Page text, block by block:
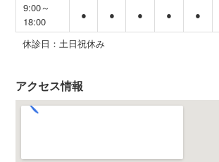
9:00～
18:00
● ● ● ● ●
休診日：土日祝休み
アクセス情報